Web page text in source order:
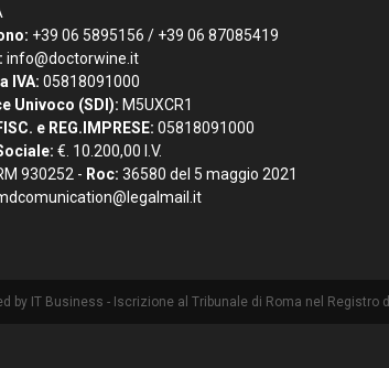
+39 06 5895156 / +39 06 87085419
info@doctorwine.it
IVA: 05818091000
Univoco (SDI): M5UXCR1
e REG.IMPRESE: 05818091000
€. 10.200,00 I.V.
930252 - Roc: 36580 del 5 maggio 2021
by IT Business - Iscrizione al Tribunale di Roma nel Registro